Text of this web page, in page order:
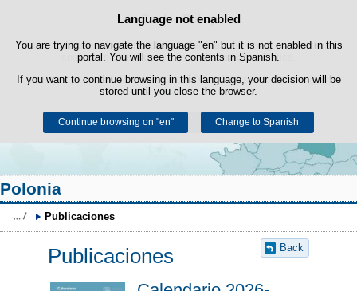
Cookie Policy
This website uses its own cookies to facilitate browsing and third-party
cookies to obtain usage and satisfaction statistics.
You can get more information in the "Cookies" section of ourlegal
notice.
Accept Reject
Language not enabled
You are trying to navigate the language "en" but it is not enabled in this
portal. You will see the contents in Spanish.
If you want to continue browsing in this language, your decision will be
stored until you close the browser.
Continue browsing on "en" Change to Spanish
Skip to content
Polonia
Publicaciones
Back
Publicaciones